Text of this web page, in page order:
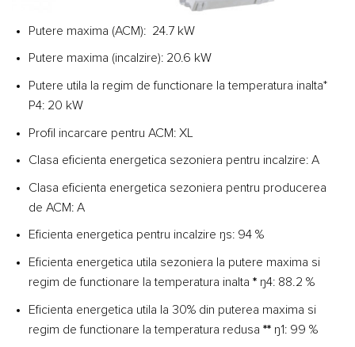
Putere maxima (ACM): 24.7 kW
Putere maxima (incalzire): 20.6 kW
Putere utila la regim de functionare la temperatura inalta*
P4: 20 kW
Profil incarcare pentru ACM: XL
Clasa eficienta energetica sezoniera pentru incalzire: A
Clasa eficienta energetica sezoniera pentru producerea
de ACM: A
Eficienta energetica pentru incalzire ŋs: 94 %
Eficienta energetica utila sezoniera la putere maxima si
regim de functionare la temperatura inalta *ŋ4: 88.2 %
Eficienta energetica utila la 30% din puterea maxima si
regim de functionare la temperatura redusa **ŋ1: 99 %